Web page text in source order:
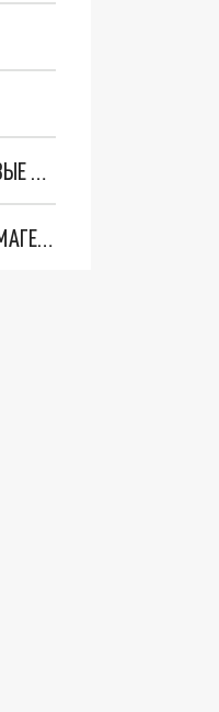
"ОЧЕНЬ ПЛОХИЕ НОВОСТИ": БОЛЬШАЯ ОШИБКА PALANTIR В РОССИИ. СТРАНЫ НАТО ВПЕРВЫЕ ЗА СВО ОСТАНОВИЛИ ПОСТАВКИ ОРУЖИЯ. ВСУ ТЕРЯЮТ ПРИГРАНИЧЬЕ?
ТРИ ГЛАВНЫХ ИНСАЙДА ОБ СВО. ОТМЕНА МОБИЛИЗАЦИИ И ВОЗВРАЩЕНИЕ "ГЕНЕРАЛА АРМАГЕДДОНА"? ОТЛИЧНЫЕ НОВОСТИ, КОТОРЫЕ ЖДАЛИ ВСЕ